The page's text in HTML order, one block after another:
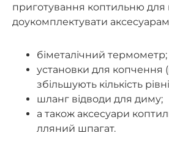
приготування коптильню
доукомплектувати
біметалічний термометр;
установки для копчення
збільшують кількість
шланг відводи для диму;
а також аксесуари
лляний шпагат.